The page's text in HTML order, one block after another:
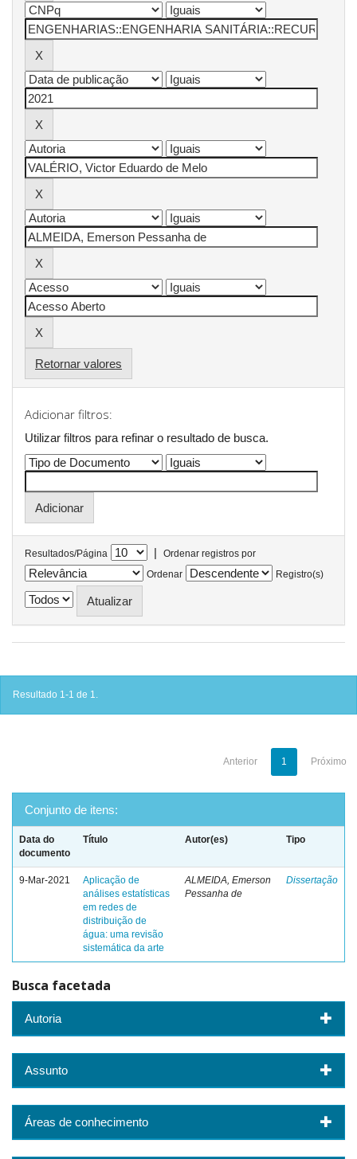
Retornar valores
Adicionar filtros:
Utilizar filtros para refinar o resultado de busca.
Resultados/Página |
Ordenar registros por
Ordenar
Registro(s)
Resultado 1-1 de 1.
Anterior 1 Próximo
Conjunto de itens:
Data do
documento
Título Autor(es) Tipo
9-Mar-2021
Aplicação de
análises estatísticas
em redes de
distribuição de
água: uma revisão
sistemática da arte
ALMEIDA, Emerson
Pessanha de
Dissertação
Busca facetada
Autoria
Assunto
Áreas de conhecimento